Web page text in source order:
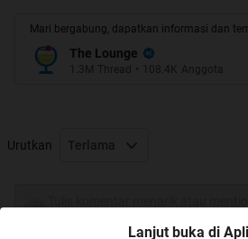
Windows
Mari bergabung, dapatkan informasi dan
The Lounge
1.3M Thread • 108.4K Anggota
Urutkan Terlama
Lanjut buka di